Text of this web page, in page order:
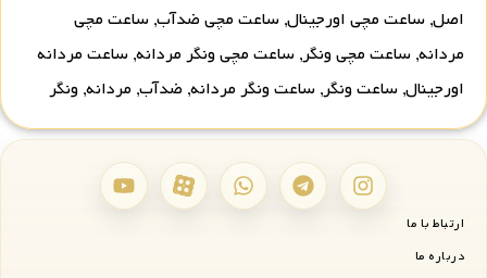
اصل, ساعت مچی اورجینال, ساعت مچی ضدآب, ساعت مچی
مردانه, ساعت مچی ونگر, ساعت مچی ونگر مردانه, ساعت مردانه
اورجینال, ساعت ونگر, ساعت ونگر مردانه, ضدآب, مردانه, ونگر
ارتباط با ما
درباره ما